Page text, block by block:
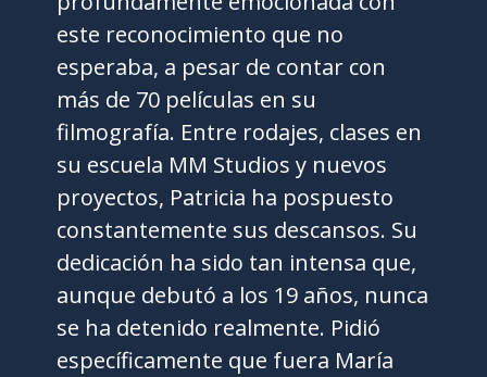
este reconocimiento que no
esperaba, a pesar de contar con
más de 70 películas en su
filmografía. Entre rodajes, clases en
su escuela MM Studios y nuevos
proyectos, Patricia ha pospuesto
constantemente sus descansos. Su
dedicación ha sido tan intensa que,
aunque debutó a los 19 años, nunca
se ha detenido realmente. Pidió
específicamente que fuera María